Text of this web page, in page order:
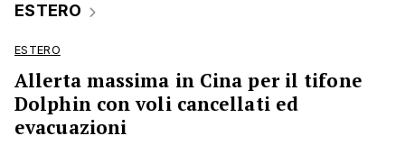
ESTERO
ESTERO
Allerta massima in Cina per il tifone
Dolphin con voli cancellati ed
evacuazioni